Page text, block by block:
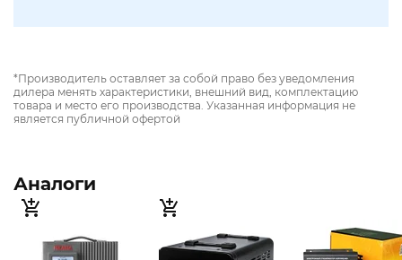
*Производитель оставляет за собой право без уведомления
дилера менять характеристики, внешний вид, комплектацию
товара и место его производства. Указанная информация не
является публичной офертой
Аналоги